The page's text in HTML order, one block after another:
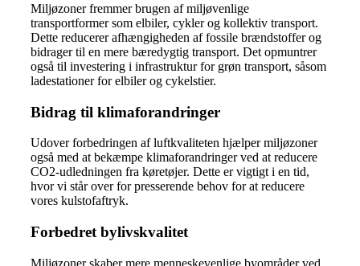
Miljøzoner fremmer brugen af miljøvenlige
transportformer som elbiler, cykler og kollektiv transport.
Dette reducerer afhængigheden af fossile brændstoffer og
bidrager til en mere bæredygtig transport. Det opmuntrer
også til investering i infrastruktur for grøn transport, såsom
ladestationer for elbiler og cykelstier.
Bidrag til klimaforandringer
Udover forbedringen af luftkvaliteten hjælper miljøzoner
også med at bekæmpe klimaforandringer ved at reducere
CO2-udledningen fra køretøjer. Dette er vigtigt i en tid,
hvor vi står over for presserende behov for at reducere
vores kulstofaftryk.
Forbedret bylivskvalitet
Miljøzoner skaber mere menneskevenlige byområder ved